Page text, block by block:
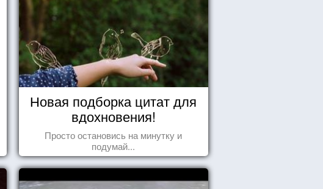
Новая подборка цитат для
вдохновения!
Просто остановись на минутку и
подумай...